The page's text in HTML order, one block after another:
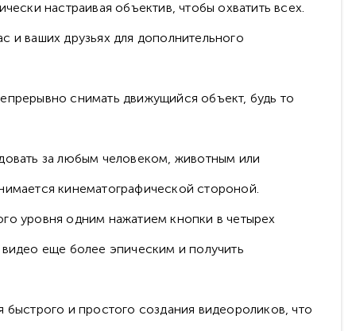
настраивая объектив, чтобы охватить всех.
и ваших друзьях для дополнительного
снимать движущийся объект, будь то
за любым человеком, животным или
кинематографической стороной.
уровня одним нажатием кнопки в четырех
еще более эпическим и получить
и простого создания видеороликов, что